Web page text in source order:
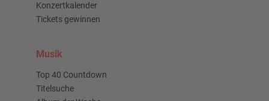
Konzertkalender
Tickets gewinnen
Musik
Top 40 Countdown
Titelsuche